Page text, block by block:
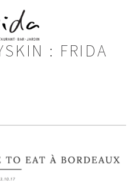
: FRIDA